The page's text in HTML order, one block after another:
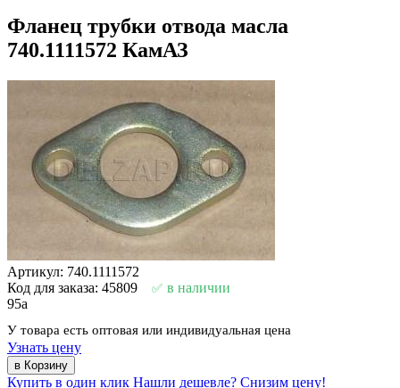
Фланец трубки отвода масла
740.1111572 КамАЗ
Артикул: 740.1111572
Код для заказа: 45809
в наличии
95a
У товара есть оптовая или индивидуальная цена
Узнать цену
Купить в один клик Нашли дешевле? Снизим цену!